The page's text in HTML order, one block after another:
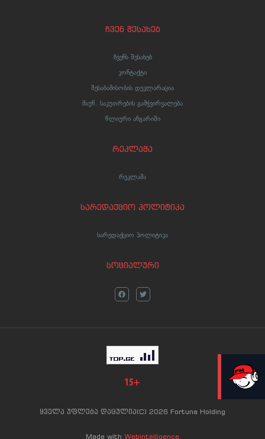
LIVE
ჩვენ შესახებ
ჩვენს შესახებ
კონტაქტი
შესაბამისობის დეკლარაცია
მაუწ. საკუთრების გამჭვირვალება
წლიური ანგარიში
რეკლამა
რეკლამა
სარედაქციო პოლიტიკა
სარედაქციო პოლიტიკა
სოციალური
ყველა უფლება დაცულია(C) 2026 Fortuna Holding
Made with Webintelligence